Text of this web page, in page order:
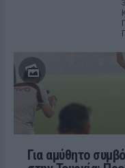
Για αμύθητο